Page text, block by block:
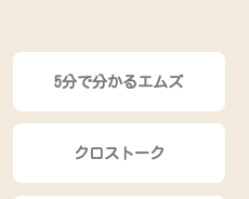
5分で分かるエムズ
クロストーク